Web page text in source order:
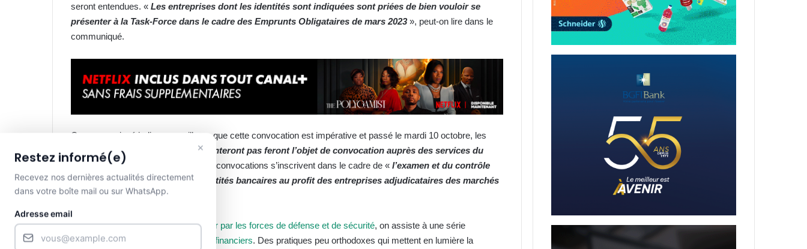
seront entendues. « Les entreprises dont les identités sont indiquées sont priées de bien vouloir se
présenter à la Task-Force dans le cadre des Emprunts Obligataires de mars 2023», peut-on lire dans le
communiqué.
Ce communiqué indique par ailleurs que cette convocation est impérative et passé le mardi 10 octobre, les
entreprises citées «
qui ne se présenteront pas feront l’objet de convocation auprès des services du
procureur de la République
». Ces convocations s’inscrivent dans le cadre de « l’examen et du contrôle
des paiements effectués par les entités bancaires au profit des entreprises adjudicataires des marchés
».
Notons que depuis laprise du pouvoir par les forces de défense et de sécurité, on assiste à une série
d’arrestations sur fond de
scandales financiers. Des pratiques peu orthodoxes qui mettent en lumière la
×
Restez informé(e)
Recevez nos dernières actualités directement
dans votre boîte mail ou sur WhatsApp.
Adresse email